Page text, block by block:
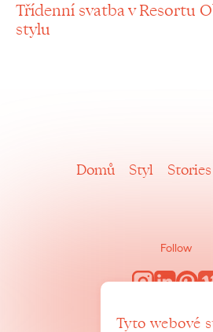
Třídenní svatba v Resortu
stylu
Domů Styl Stories
Follow
Tyto webové